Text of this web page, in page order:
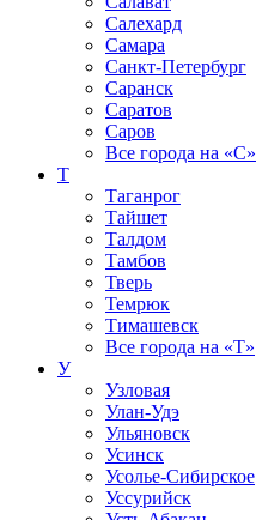
Салехард
Самара
Санкт-Петербург
Саранск
Саратов
Саров
Все города на «С»
Т
Таганрог
Тайшет
Талдом
Тамбов
Тверь
Темрюк
Тимашевск
Все города на «Т»
У
Узловая
Улан-Удэ
Ульяновск
Усинск
Усолье-Сибирское
Уссурийск